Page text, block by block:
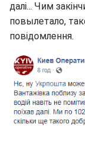
далі... Чим
повылетало,
повідомлення.